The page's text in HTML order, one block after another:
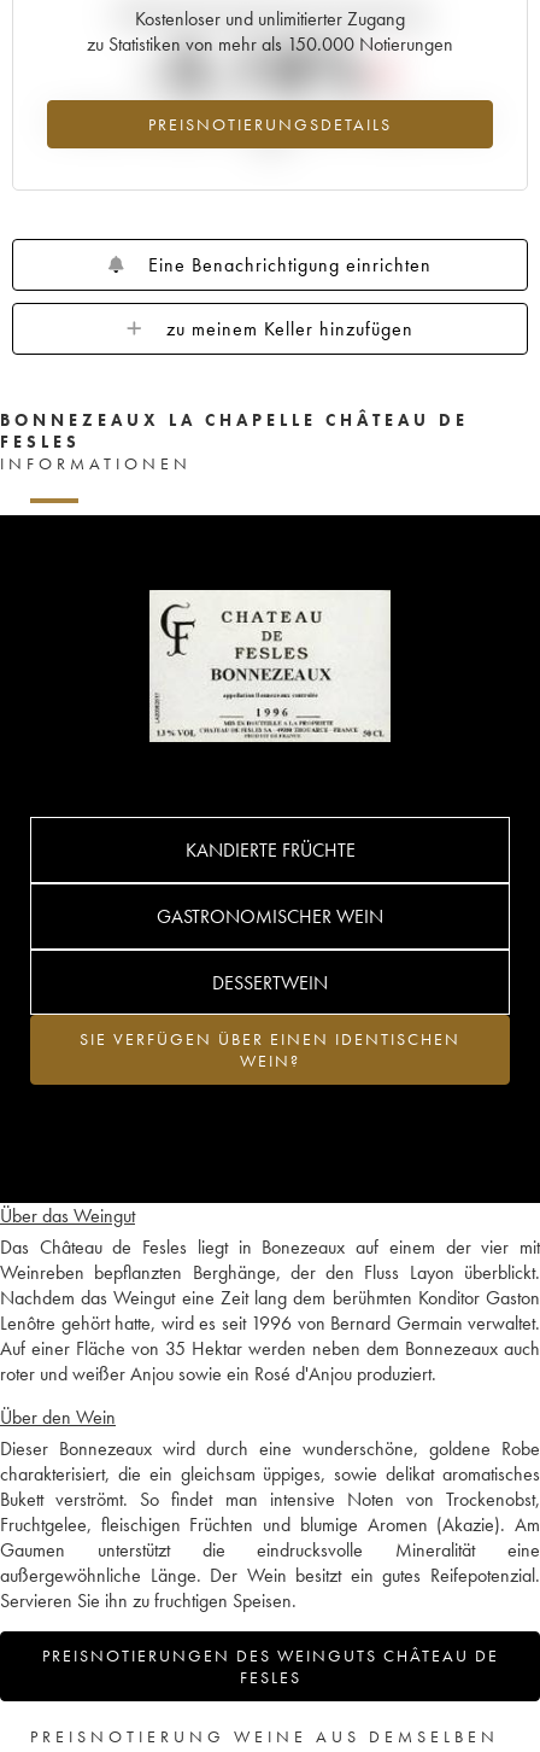
Kostenloser und unlimitierter Zugang
zu Statistiken von mehr als 150.000 Notierungen
PREISNOTIERUNGSDETAILS
Aktuelle Entwicklung der Preisnotierung
-3.18%
Preisabfall des Jahrgangs 1995 im Jahr 2026 im Vergleich zum Jahr
Eine Benachrichtigung einrichten
zu meinem Keller hinzufügen
BONNEZEAUX LA CHAPELLE CHÂTEAU DE
FESLES
INFORMATIONEN
Über das Weingut
Das Château de Fesles liegt in Bonezeaux auf einem der vier mit
Weinreben bepflanzten Berghänge, der den Fluss Layon überblickt.
Nachdem das Weingut eine Zeit lang dem berühmten Konditor Gaston
Lenôtre gehört hatte, wird es seit 1996 von Bernard Germain verwaltet.
Auf einer Fläche von 35 Hektar werden neben dem Bonnezeaux auch
roter und weißer Anjou sowie ein Rosé d'Anjou produziert.
Über den Wein
Dieser Bonnezeaux wird durch eine wunderschöne, goldene Robe
charakterisiert, die ein gleichsam üppiges, sowie delikat aromatisches
Bukett verströmt. So findet man intensive Noten von Trockenobst,
Fruchtgelee, fleischigen Früchten und blumige Aromen (Akazie). Am
Gaumen unterstützt die eindrucksvolle Mineralität eine
außergewöhnliche Länge. Der Wein besitzt ein gutes Reifepotenzial.
Servieren Sie ihn zu fruchtigen Speisen.
PREISNOTIERUNGEN DES WEINGUTS CHÂTEAU DE
FESLES
KANDIERTE FRÜCHTE
GASTRONOMISCHER WEIN
DESSERTWEIN
SIE VERFÜGEN ÜBER EINEN IDENTISCHEN
WEIN?
PREISNOTIERUNG WEINE AUS DEMSELBEN